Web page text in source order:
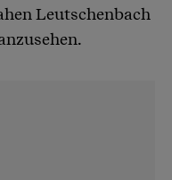
Leutschenbach